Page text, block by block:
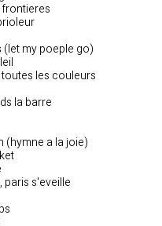
frontieres
(let my poeple go)
toutes les couleurs
la barre
(hymne a la joie)
paris s'eveille